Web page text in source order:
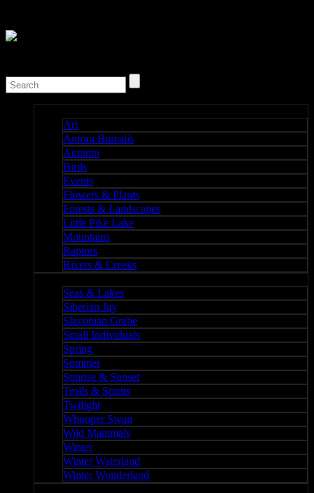
Art
Aurora Borealis
Autumn
Birds
Events
Flowers & Plants
Forests & Landscapes
Little Pike Lake
Mountains
Raptors
Rivers & Creeks
Seas & Lakes
Siberian Jay
Slavonian Grebe
Small Individuals
Spring
Summer
Sunrise & Sunset
Trolls & Spirits
Twilight
Whooper Swan
Wild Mammals
Winter
Winter Waterland
Winter Wonderland